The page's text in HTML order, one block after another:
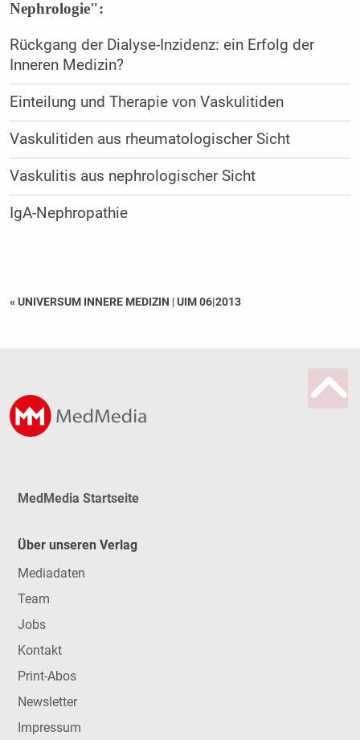
Nephrologie":
Rückgang der Dialyse-Inzidenz: ein Erfolg der
Inneren Medizin?
Einteilung und Therapie von Vaskulitiden
Vaskulitiden aus rheumatologischer Sicht
Vaskulitis aus nephrologischer Sicht
IgA-Nephropathie
« UNIVERSUM INNERE MEDIZIN |UIM 06|2013
MedMedia Startseite
Über unseren Verlag
Mediadaten
Team
Jobs
Kontakt
Print-Abos
Newsletter
Impressum